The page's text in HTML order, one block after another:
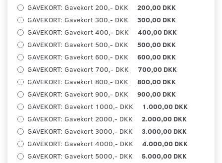
GAVEKORT: Gavekort 200,- DKK
200,00 DKK
GAVEKORT: Gavekort 300,- DKK
300,00 DKK
GAVEKORT: Gavekort 400,- DKK
400,00 DKK
GAVEKORT: Gavekort 500,- DKK
500,00 DKK
GAVEKORT: Gavekort 600,- DKK
600,00 DKK
GAVEKORT: Gavekort 700,- DKK
700,00 DKK
GAVEKORT: Gavekort 800,- DKK
800,00 DKK
GAVEKORT: Gavekort 900,- DKK
900,00 DKK
GAVEKORT: Gavekort 1000,- DKK
1.000,00 DKK
GAVEKORT: Gavekort 2000,- DKK
2.000,00 DKK
GAVEKORT: Gavekort 3000,- DKK
3.000,00 DKK
GAVEKORT: Gavekort 4000,- DKK
4.000,00 DKK
GAVEKORT: Gavekort 5000,- DKK
5.000,00 DKK